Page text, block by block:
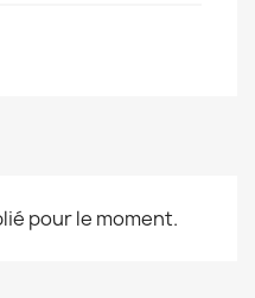
pour le moment.